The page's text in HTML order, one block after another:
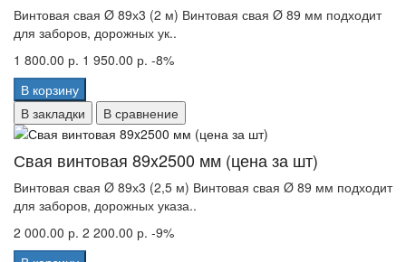
Винтовая свая Ø 89х3 (2 м) Винтовая свая Ø 89 мм подходит
для заборов, дорожных ук..
1 800.00 р. 1 950.00 р. -8%
В корзину
В закладки
В сравнение
Свая винтовая 89x2500 мм (цена за шт)
Винтовая свая Ø 89х3 (2,5 м) Винтовая свая Ø 89 мм подходит
для заборов, дорожных указа..
2 000.00 р. 2 200.00 р. -9%